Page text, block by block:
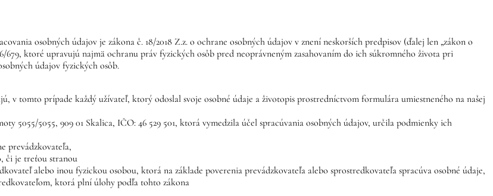
osobných údajov je zákona č. 18/2018 Z.z. o ochrane osobných údajov v znení neskorších predpisov (ďalej len „zákon o
ktoré upravujú najmä ochranu práv fyzických osôb pred neoprávneným zasahovaním do ich súkromného života pri
údajov fyzických osôb.
v tomto prípade každý užívateľ, ktorý odoslal svoje osobné údaje a životopis prostredníctvom formulára umiestneného na našej
5055/5055, 909 01 Skalica, IČO: 46 529 501, ktorá vymedzila účel spracúvania osobných údajov, určila podmienky ich
prevádzkovateľa,
či je treťou stranou
alebo inou fyzickou osobou, ktorá na základe poverenia prevádzkovateľa alebo sprostredkovateľa spracúva osobné údaje,
ktorá plní úlohy podľa tohto zákona